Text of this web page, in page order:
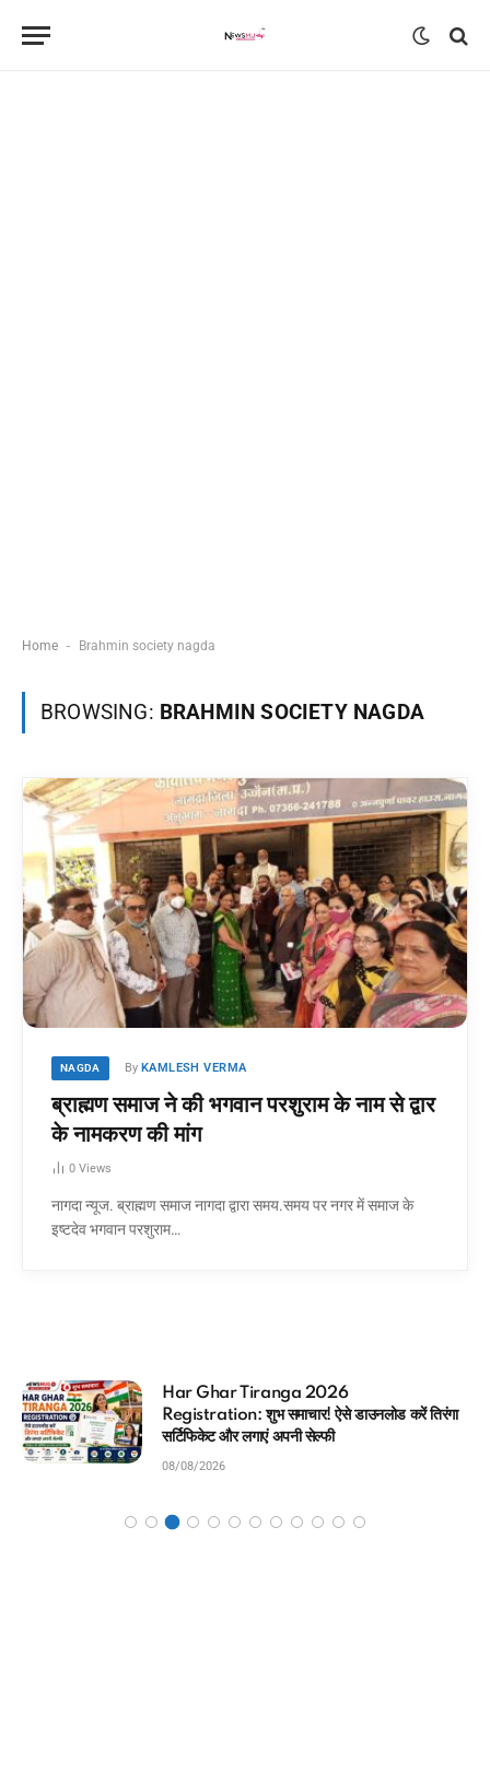
Home - Brahmin society nagda
BROWSING: BRAHMIN SOCIETY NAGDA
NAGDA By KAMLESH VERMA
ब्राह्मण समाज ने की भगवान परशुराम के नाम से द्वार
के नामकरण की मांग
0 Views
नागदा न्यूज. ब्राह्मण समाज नागदा द्वारा समय.समय पर नगर में समाज के
इष्टदेव भगवान परशुराम…
करें तिरंगा
आधार कार्ड में कौन सा मोबाइल नंबर लिंक
मिनटों में चेक करने का Direct तरीका
08/08/2026